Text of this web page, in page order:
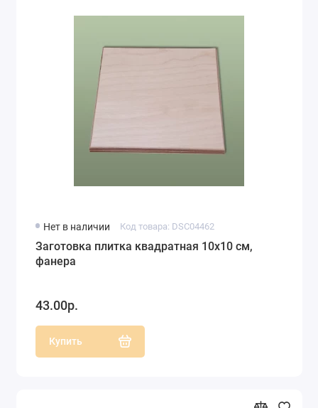
Нет в наличии Код товара: DSC04462
Заготовка плитка квадратная 10х10 см,
фанера
43.00р.
Купить